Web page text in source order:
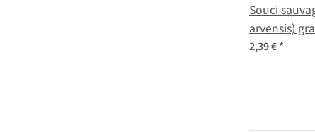
Souci
arvensis)
2,39 €*